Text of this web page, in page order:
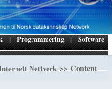
| Programmering | Software
Nettverk>> Content